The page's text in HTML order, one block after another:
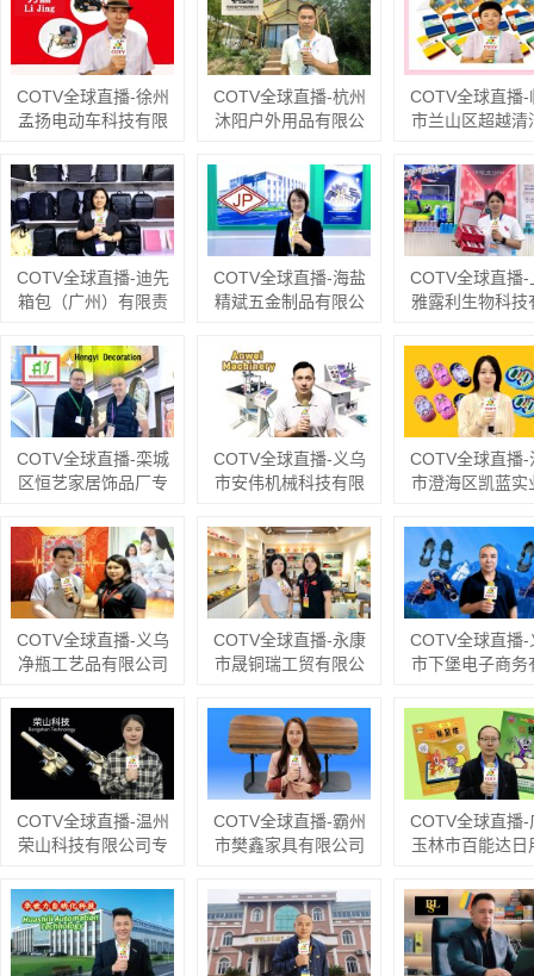
COTV全球直播-徐州
孟扬电动车科技有限
箱体人力三轮车改装
电机专利产品及太阳
能充电器、充电板等
产品；设计创新、款
老客户前来洽谈采
购！欢迎大家光临！
COTV全球直播-杭州
沐阳户外用品有限公
营帐篷、专业探险帐
篷、营地帐篷、酒店
帐篷、儿童及宠物帐
篷等多功能户外帐篷
新、匠心制造、款式
多样，源头工厂，欢
COTV全球直播-
市兰山区超越清
维抹布、百洁布
球、清洁海绵块
车巾、元宝巾+
球、刷洗块、清
大家光临！
COTV全球直播-迪先
箱包（广州）有限责
包、手袋、双肩背
包、收纳包、斜挎
包、文件夹、汽车资
料包等各种款式箱包
临！
COTV全球直播-海盐
精斌五金制品有限公
模、钻尾模、成形模
具、尖尾牙板、机械
牙板等金属热处理与
表面氮化处理系列产
制造、款式多样，源
头工厂，欢迎大家光
COTV全球直播-
雅露利生物科技
爽脚粉、小孩
粉、多肽蚕丝胶
萃精华水、多肽
胶原系列眼霜等
工厂，欢迎大
临！
COTV全球直播-栾城
区恒艺家居饰品厂专
岩画、珍珠画、组合
画、法式中古风装饰
画等工艺饰品，源头
工厂，欢迎大家光
COTV全球直播-义乌
市安伟机械科技有限
金机械商行专业生产
相框机械、相框配
件；各种压花轮、模
具、烫金轮、热转印
品，源头工厂，欢迎
大家光临！
COTV全球直播-
市澄海区凯蓝实
易有限公司专
产：魔豆魔方、
玩具等儿童智力
产品，源头工厂
COTV全球直播-义乌
净瓶工艺品有限公司
瓶、佛教唐卡、财富
相框等佛教财运系列
产品，欢迎大家光
临！
COTV全球直播-永康
市晟铜瑞工贸有限公
锅、景泰蓝火锅；永
康市舒舒电器有限公
司专业生产各种铜
壶、铜水壶、铜壶、
迎大家光临！
COTV全球直播-
市下堡电子商务
芦、8齿链条及
10齿黄钉及钢爪
齿链条、26齿不
等防滑鞋套冰爪
品，欢迎大家光
COTV全球直播-温州
荣山科技有限公司专
弧、卡子炉、点火枪
等产品；广泛应用于
酒店、企事业食堂、
家庭以及户外野炊等
COTV全球直播-霸州
市樊鑫家具有限公司
套几、边几、钢木升
降桌、便携式电脑
桌、移动茶台等休闲
及户外家具产品，欢
COTV全球直播-
玉林市百能达日
鼠剂、杀虫热雾
微乳剂、杀虫饵
胶饵、白蚁药、
蚁药、粘鼠板